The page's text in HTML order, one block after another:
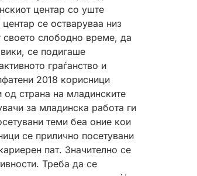
центар со уште
се остваруваа низ
своето слободно време, да
се подигаше
граѓанство и
2018 корисници
страна на младинските
за младинска работа ги
теми беа оние кои
се прилично посетувани
пат. Значително се
Треба да се